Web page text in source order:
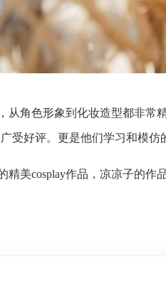
从角色形象到化妆造型都非常
受好评。更是他们学习和模
美cosplay作品，凉凉子的作